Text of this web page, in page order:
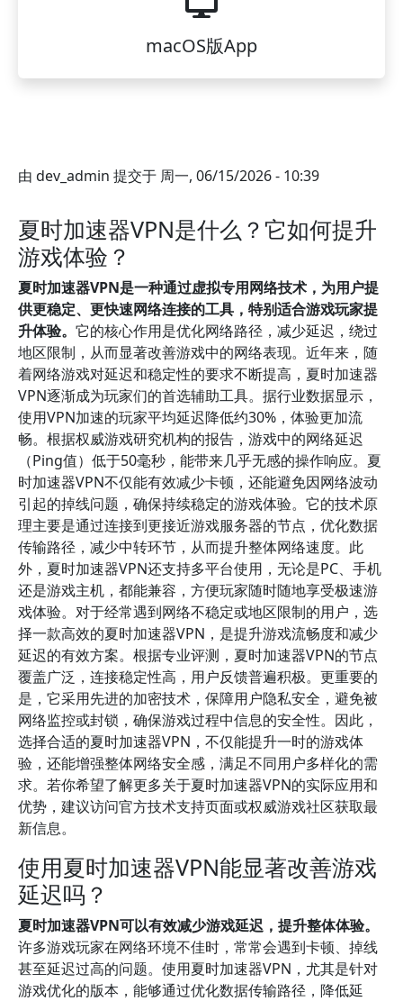
macOS版App
由 dev_admin 提交于 周一, 06/15/2026 - 10:39
夏时加速器VPN是什么？它如何提升
游戏体验？
夏时加速器VPN是一种通过虚拟专用网络技术，为用户提
供更稳定、更快速网络连接的工具，特别适合游戏玩家提
升体验。 它的核心作用是优化网络路径，减少延迟，绕过
地区限制，从而显著改善游戏中的网络表现。近年来，随
着网络游戏对延迟和稳定性的要求不断提高，夏时加速器
VPN逐渐成为玩家们的首选辅助工具。据行业数据显示，
使用VPN加速的玩家平均延迟降低约30%，体验更加流
畅。根据权威游戏研究机构的报告，游戏中的网络延迟
（Ping值）低于50毫秒，能带来几乎无感的操作响应。夏
时加速器VPN不仅能有效减少卡顿，还能避免因网络波动
引起的掉线问题，确保持续稳定的游戏体验。它的技术原
理主要是通过连接到更接近游戏服务器的节点，优化数据
传输路径，减少中转环节，从而提升整体网络速度。此
外，夏时加速器VPN还支持多平台使用，无论是PC、手机
还是游戏主机，都能兼容，方便玩家随时随地享受极速游
戏体验。对于经常遇到网络不稳定或地区限制的用户，选
择一款高效的夏时加速器VPN，是提升游戏流畅度和减少
延迟的有效方案。根据专业评测，夏时加速器VPN的节点
覆盖广泛，连接稳定性高，用户反馈普遍积极。更重要的
是，它采用先进的加密技术，保障用户隐私安全，避免被
网络监控或封锁，确保游戏过程中信息的安全性。因此，
选择合适的夏时加速器VPN，不仅能提升一时的游戏体
验，还能增强整体网络安全感，满足不同用户多样化的需
求。若你希望了解更多关于夏时加速器VPN的实际应用和
优势，建议访问官方技术支持页面或权威游戏社区获取最
新信息。
使用夏时加速器VPN能显著改善游戏
延迟吗？
夏时加速器VPN可以有效减少游戏延迟，提升整体体验。
许多游戏玩家在网络环境不佳时，常常会遇到卡顿、掉线
甚至延迟过高的问题。使用夏时加速器VPN，尤其是针对
游戏优化的版本，能够通过优化数据传输路径，降低延